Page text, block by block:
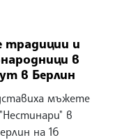
традиции и
в
в Берлин
мъжете
в
на 16